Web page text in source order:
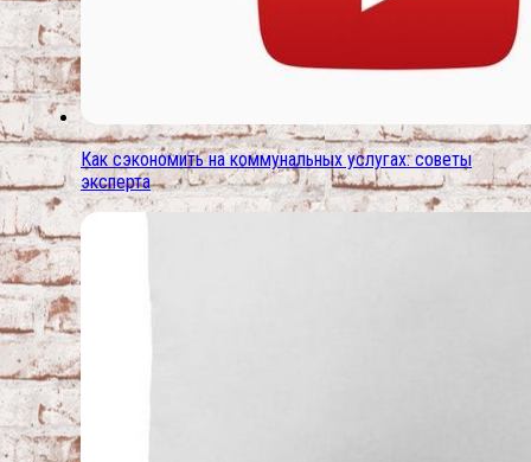
Как сэкономить на коммунальных услугах: советы
эксперта